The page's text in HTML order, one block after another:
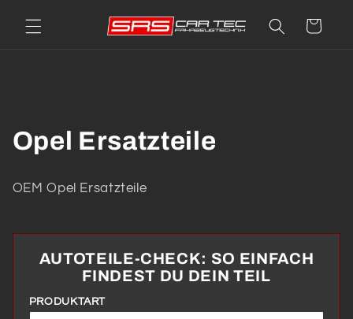
zum
Inhalt
Warenkorb
K
e
Opel Ersatzteile
OEM Opel Ersatzteile
AUTOTEILE-CHECK: SO EINFACH
FINDEST DU DEIN TEIL
PRODUKTART